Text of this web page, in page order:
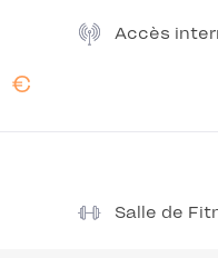
Accès
€
Salle de